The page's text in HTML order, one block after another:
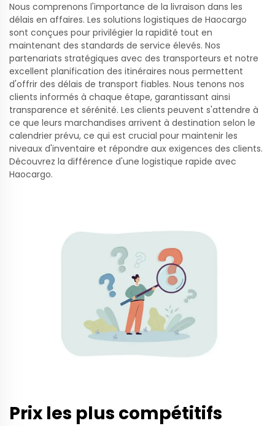
Nous comprenons l'importance de la livraison dans les
délais en affaires. Les solutions logistiques de Haocargo
sont conçues pour privilégier la rapidité tout en
maintenant des standards de service élevés. Nos
partenariats stratégiques avec des transporteurs et notre
excellent planification des itinéraires nous permettent
d'offrir des délais de transport fiables. Nous tenons nos
clients informés à chaque étape, garantissant ainsi
transparence et sérénité. Les clients peuvent s'attendre à
ce que leurs marchandises arrivent à destination selon le
calendrier prévu, ce qui est crucial pour maintenir les
niveaux d'inventaire et répondre aux exigences des clients.
Découvrez la différence d'une logistique rapide avec
Haocargo.
Prix les plus compétitifs